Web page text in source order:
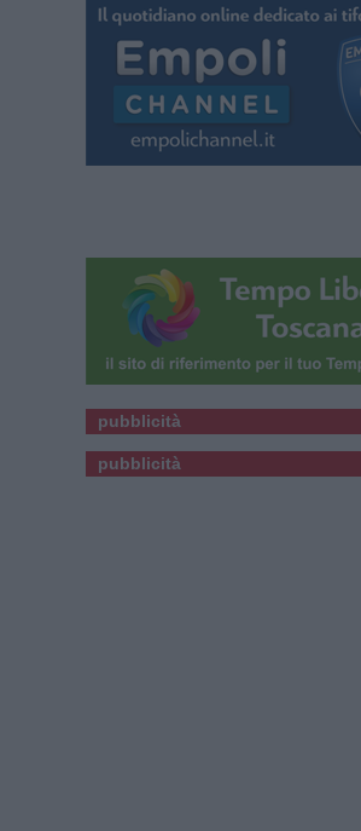
pubblicità
pubblicità